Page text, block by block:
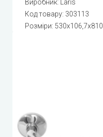
Виробник:
Laris
Код товару: 303113
Розміри: 530x106,7x810